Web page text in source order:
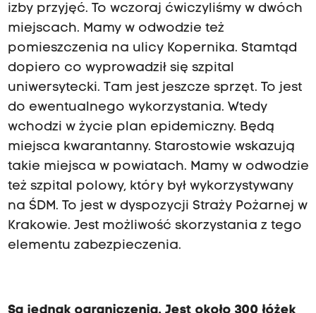
izby przyjęć. To wczoraj ćwiczyliśmy w dwóch
miejscach. Mamy w odwodzie też
pomieszczenia na ulicy Kopernika. Stamtąd
dopiero co wyprowadził się szpital
uniwersytecki. Tam jest jeszcze sprzęt. To jest
do ewentualnego wykorzystania. Wtedy
wchodzi w życie plan epidemiczny. Będą
miejsca kwarantanny. Starostowie wskazują
takie miejsca w powiatach. Mamy w odwodzie
też szpital polowy, który był wykorzystywany
na ŚDM. To jest w dyspozycji Straży Pożarnej w
Krakowie. Jest możliwość skorzystania z tego
elementu zabezpieczenia.